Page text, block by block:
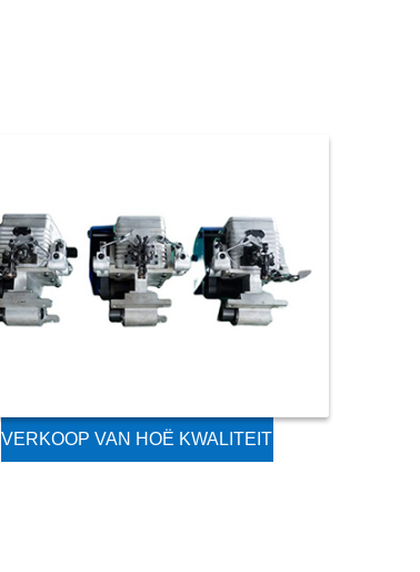
VERKOOP VAN HOË KWALITEIT